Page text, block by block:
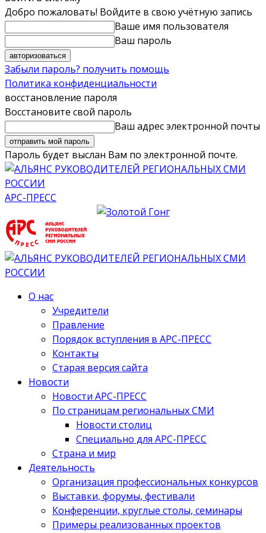
Добро пожаловать! Войдите в свою учётную запись
Ваше имя пользователя
Ваш пароль
Забыли пароль? получить помощь
Политика конфиденциальности
восстановление пароля
Восстановите свой пароль
Ваш адрес электронной почты
Пароль будет выслан Вам по электронной почте.
АРС-ПРЕСС
О нас
Учредители
Правление
Порядок вступления в АРС-ПРЕСС
Контакты
Старая версия сайта
Новости
Новости АРС-ПРЕСС
По страницам региональных СМИ
Новости столиц
Специально для АРС-ПРЕСС
Страна и мир
Деятельность
Организация профессиональных конкурсов
Выставки, форумы, фестивали
Конференции, круглые столы, семинары
Примеры реализованных проектов